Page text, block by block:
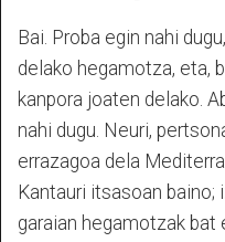
Bai. Proba egin nahi
delako hegamotza, eta,
kanpora joaten delako.
nahi dugu. Neuri,
errazagoa dela
Kantauri itsasoan baino;
garaian hegamotzak bat